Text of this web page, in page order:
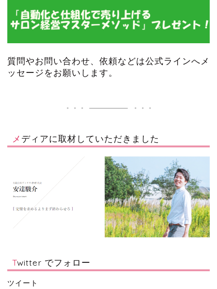
質問やお問い合わせ、依頼などは公式ラインへメ
ッセージをお願いします。
メディアに取材していただきました
Twitter でフォロー
ツイート